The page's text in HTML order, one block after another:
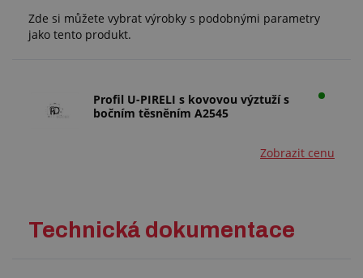
Zde si můžete vybrat výrobky s podobnými parametry
jako tento produkt.
Profil U-PIRELI s kovovou výztuží s
bočním těsněním A2545
Zobrazit cenu
Technická dokumentace